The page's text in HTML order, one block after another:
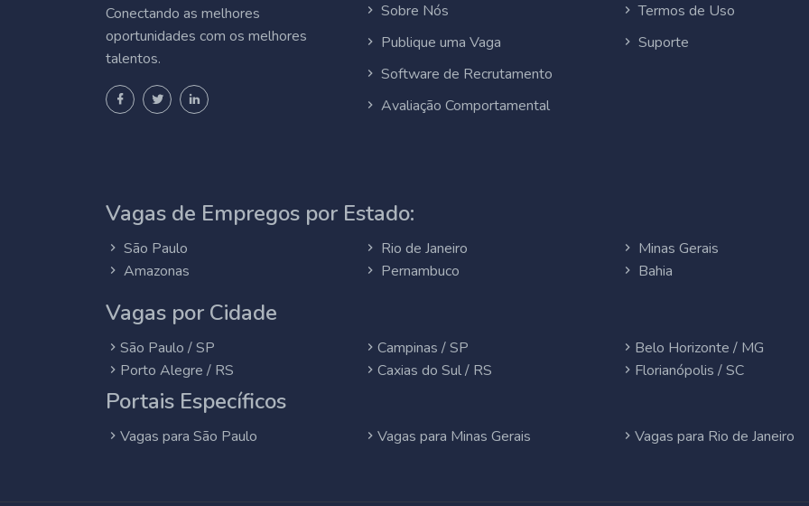
Conectando as melhores
oportunidades com os melhores
talentos.
Sobre Nós
Publique uma Vaga
Software de Recrutamento
Avaliação Comportamental
Termos de Uso
Suporte
Vagas de Empregos por Estado:
São Paulo Rio de Janeiro
Minas Gerais
Amazonas
Pernambuco Bahia
Vagas por Cidade
São Paulo / SP Campinas / SP
Belo Horizonte / MG
Porto Alegre / RS
Caxias do Sul / RS Florianópolis / SC
Portais Específicos
Vagas para São Paulo Vagas para Minas Gerais Vagas para Rio de Janeiro